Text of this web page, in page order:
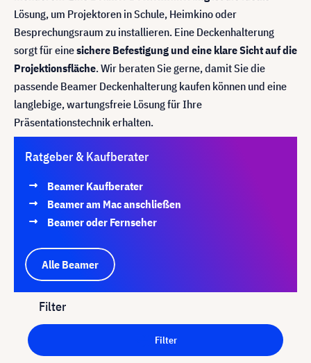
Lösung, um Projektoren in Schule, Heimkino oder
Besprechungsraum zu installieren. Eine Deckenhalterung
sorgt für einesichere Befestigung und eine klare Sicht auf die
Projektionsfläche. Wir beraten Sie gerne, damit Sie die
passende Beamer Deckenhalterung kaufen können und eine
langlebige, wartungsfreie Lösung für Ihre
Präsentationstechnik erhalten.
Ratgeber & Kaufberater
Beamer Kaufberater
Beamer am Mac anschließen
Beamer oder Fernseher
Alle Beamer
Filter
Filter